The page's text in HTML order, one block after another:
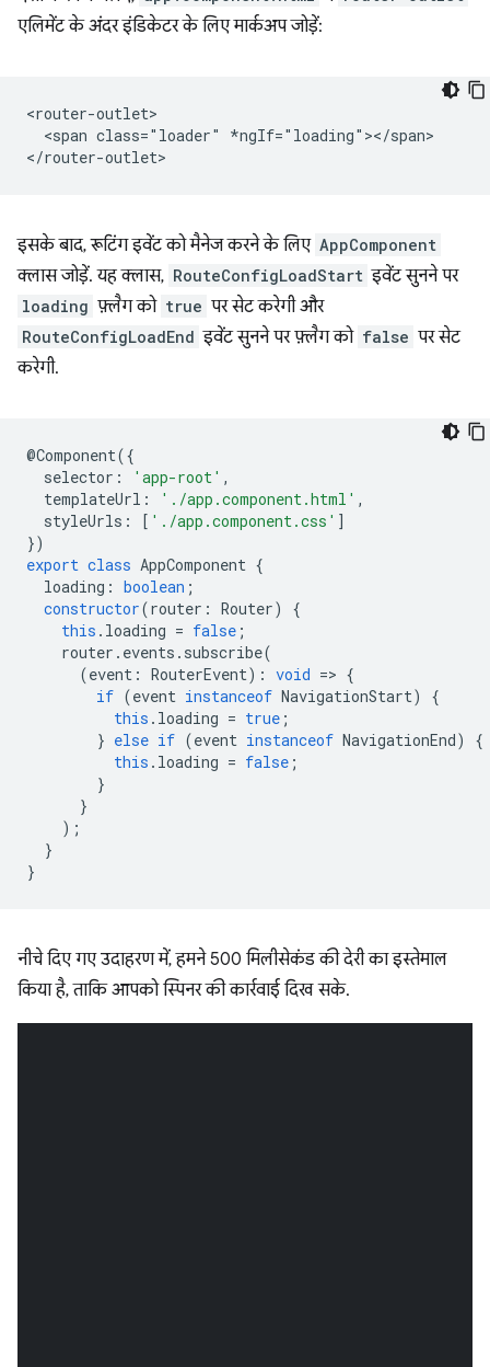
एलिमेंट के अंदर इंडिकेटर के लिए मार्कअप जोड़ें:
<router-outlet>
  <span class="loader" *ngIf="loading"></span>
इसके बाद, रूटिंग इवेंट को मैनेज करने के लिए AppComponent
क्लास जोड़ें. यह क्लास, RouteConfigLoadStart इवेंट सुनने पर
loading फ़्लैग को true पर सेट करेगी और
RouteConfigLoadEnd इवेंट सुनने पर फ़्लैग को false पर सेट
करेगी.
@Component({
selector : 'app-root' ,
templateUrl : './app.component.html' ,
styleUrls : [ './app.component.css' ]
})
export class AppComponent {
loading : boolean ;
constructor(router : Router)
{
this . loading = false ;
router . events . subscribe(
(event : RouterEvent) : void => {
if (event instanceof NavigationStart)
{
this . loading = true ;
} else if (event instanceof NavigationEnd)
{
this . loading = false ;
}
}
);
}
}
नीचे दिए गए उदाहरण में, हमने 500 मिलीसेकंड की देरी का इस्तेमाल
किया है, ताकि आपको स्पिनर की कार्रवाई दिख सके.